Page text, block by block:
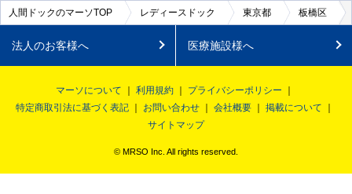
人間ドックのマーソTOP レディースドック 東京都 板橋区
法人のお客様へ 医療施設様へ
マーソについて 利用規約
プライバシーポリシー
特定商取引法に基づく表記
お問い合わせ 会社概要
掲載について
サイトマップ
© MRSO Inc. All rights reserved.